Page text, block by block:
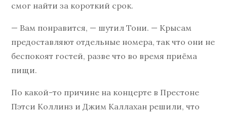
смог найти за короткий срок.
— Вам понравится, — шутил Тони. — Крысам
предоставляют отдельные номера, так что они не
беспокоят гостей, разве что во время приёма
пищи.
По какой-то причине на концерте в Престоне
Пэтси Коллинз и Джим Каллахан решили, что